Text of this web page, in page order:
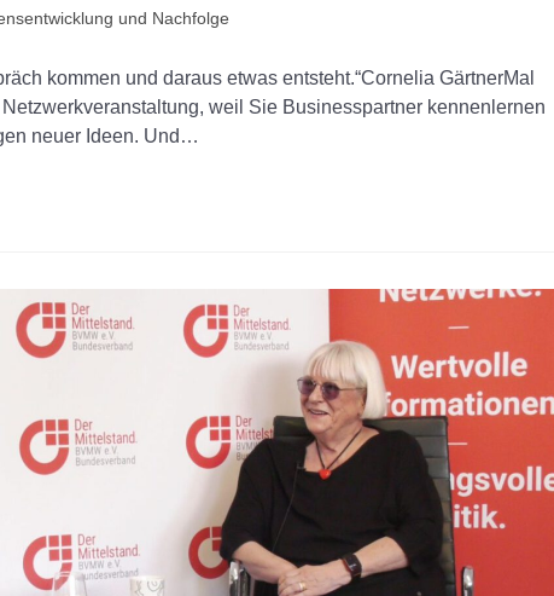
und Nachfolge
kommen und daraus etwas entsteht.“Cornelia GärtnerMal
weil Sie Businesspartner kennenlernen
neuer Ideen. Und…